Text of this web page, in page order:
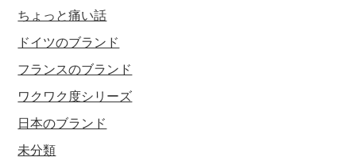
ちょっと痛い話
ドイツのブランド
フランスのブランド
ワクワク度シリーズ
日本のブランド
未分類